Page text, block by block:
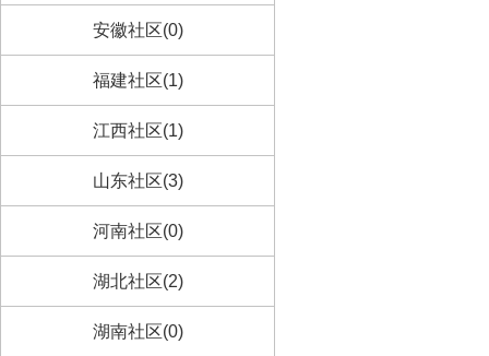
安徽社区(0)
福建社区(1)
江西社区(1)
山东社区(3)
河南社区(0)
湖北社区(2)
湖南社区(0)